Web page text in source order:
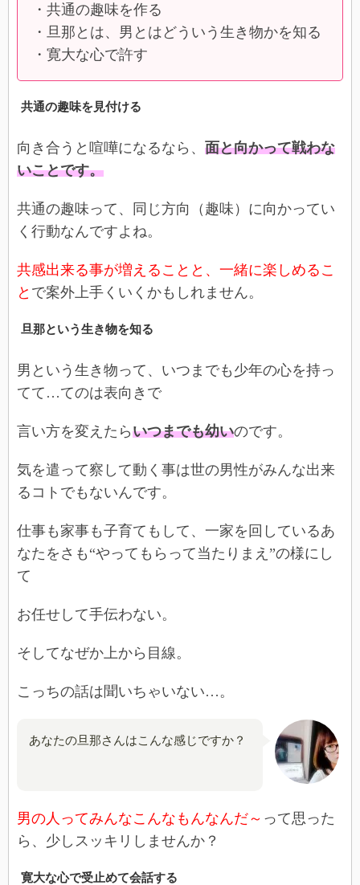
・共通の趣味を作る
・旦那とは、男とはどういう生き物かを知る
・寛大な心で許す
共通の趣味を見付ける
向き合うと喧嘩になるなら、 面と向かって戦わな
いことです。
共通の趣味って、同じ方向（趣味）に向かってい
く行動なんですよね。
共感出来る事が増えることと、一緒に楽しめるこ
と で案外上手くいくかもしれません。
旦那という生き物を知る
男という生き物って、いつまでも少年の心を持っ
てて…てのは表向きで
言い方を変えたらいつまでも幼いのです。
気を遣って察して動く事は世の男性がみんな出来
るコトでもないんです。
仕事も家事も子育てもして、一家を回しているあ
なたをさも“やってもらって当たりまえ”の様にし
て
お任せして手伝わない。
そしてなぜか上から目線。
こっちの話は聞いちゃいない…。
あなたの旦那さんはこんな感じですか？
男の人ってみんなこんなもんなんだ～ って思った
ら、少しスッキリしませんか？
寛大な心で受止めて会話する